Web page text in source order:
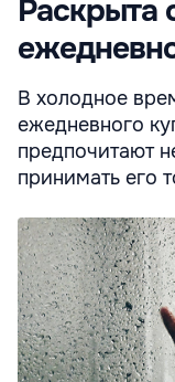
Раскрыта
В холодное
ежедневного
предпочитают
принимать его